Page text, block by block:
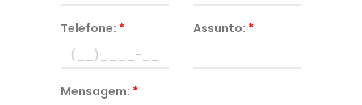
Telefone: * Assunto: *
Mensagem: *